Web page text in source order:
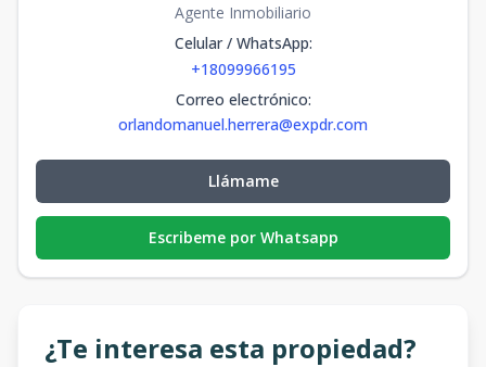
Agente Inmobiliario
Celular / WhatsApp:
+18099966195
Correo electrónico:
orlandomanuel.herrera@expdr.com
Llámame
Escribeme por Whatsapp
¿Te interesa esta propiedad?